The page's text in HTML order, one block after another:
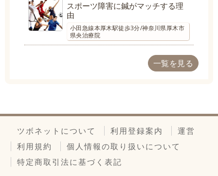
スポーツ障害に鍼がマッチする理
由
小田急線本厚木駅徒歩3分/神奈川県厚木市
県央治療院
一覧を見る
ツボネットについて 利用登録案内
運営
利用規約
個人情報の取り扱いについて
特定商取引法に基づく表記